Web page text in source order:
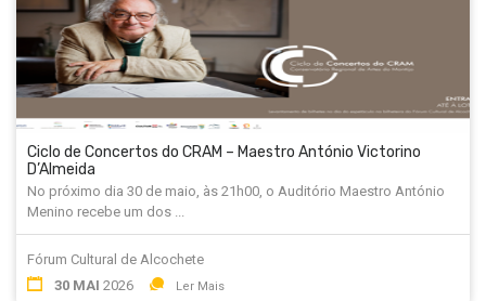
Ciclo de Concertos do CRAM – Maestro António Victorino
D’Almeida
No próximo dia 30 de maio, às 21h00, o Auditório Maestro António
Menino recebe um dos ...
Fórum Cultural de Alcochete
30 MAI 2026 Ler Mais